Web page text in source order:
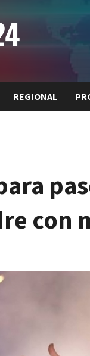
REGIONAL
con